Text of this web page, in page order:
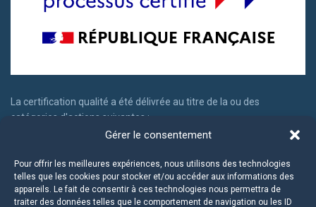
Gérer le consentement
Pour offrir les meilleures expériences, nous utilisons des technologies
telles que les cookies pour stocker et/ou accéder aux informations des
appareils. Le fait de consentir à ces technologies nous permettra de
traiter des données telles que le comportement de navigation ou les ID
La certification qualité a été délivrée au titre de la ou des
catégories d'actions suivantes :
Actions de formation